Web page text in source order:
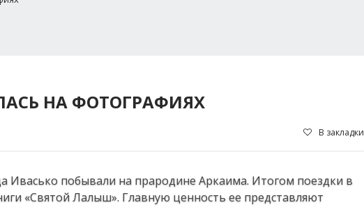
НА ФОТОГРАФИЯХ
В закладки
Ивасько побывали на прародине Аркаима. Итогом поездки в
«Святой Лалыш». Главную ценность ее представляют